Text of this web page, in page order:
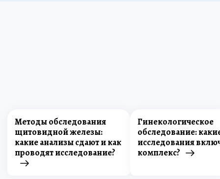
Методы обследования
щитовидной железы:
какие анализы сдают и как
проводят исследование?
Гинекологическое
обследование:
исследования
комплекс?